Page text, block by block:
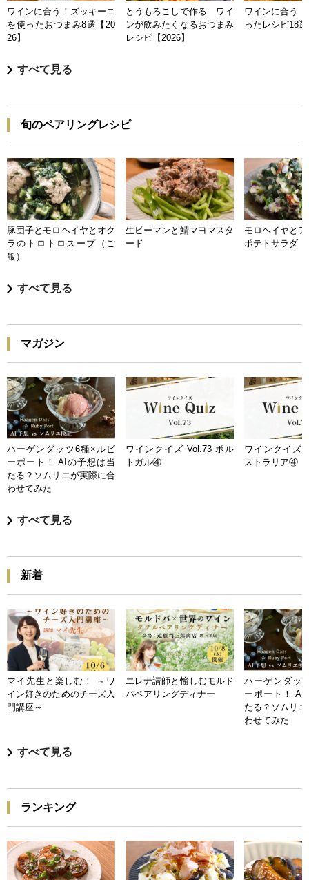
ワインに合う！ズッキーニ
を使ったおつまみ8選【20
26】
とうもろこしで作る ワイ
ンが飲みたくなるおつまみ
レシピ【2026】
ワインに合う
ったレシピ18
すべて見る
旬のペアリングレシピ
豚団子とモロヘイヤとオク
ラのトロトロスープ（ご
飯）
生ピーマンと鯖マヨマスタ
ード
モロヘイヤと
ポテトサラダ
すべて見る
マガジン
ハーゲンダッツ6種×ルビ
ーポート！ AIの予想は当
たる？ソムリエが実際に合
わせてみた
ワインクイズ Vol.73 ポル
トガル④
ワインクイズ
ストラリア④
すべて見る
新着
マイ先生と楽しむ！ ～ワ
イン好きのためのチーズ入
門講座～
エレナ講師と愉しむモルド
バペアリングディナー
ハーゲンダッ
ーポート！ AI
たる？ソムリ
わせてみた
すべて見る
ランキング